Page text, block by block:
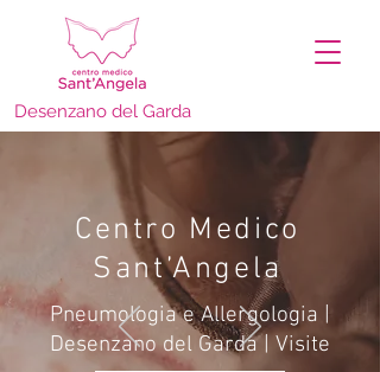
Desenzano del Garda
Centro Medico
Sant’Angela
Pneumologia e Allergologia |
Desenzano del Garda | Visite